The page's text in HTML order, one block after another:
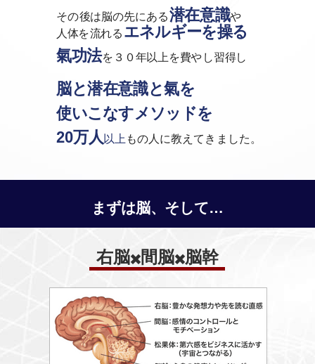
まずは脳、そして…
右脳✖️間脳✖️脳幹
その後は脳の先にある潜在意識や
人体を流れる エネルギーを操る
氣功法を３０年以上を費やし習得し
脳と潜在意識と氣を
使いこなすメソッドを
20万人以上 もの人に教えてきました。